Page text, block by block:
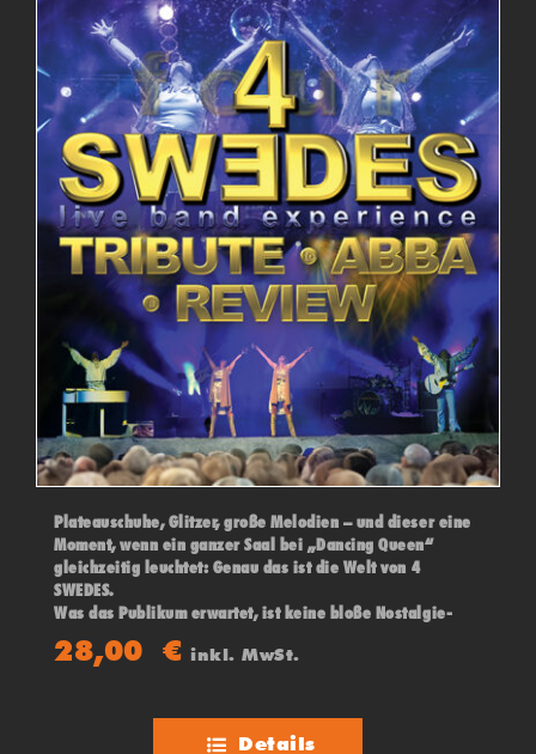
Plateauschuhe, Glitzer, große Melodien – und dieser eine
Moment, wenn ein ganzer Saal bei „Dancing Queen“
gleichzeitig leuchtet: Genau das ist die Welt von 4
SWEDES.
Was das Publikum erwartet, ist keine bloße Nostalgie-
Konzerterlebnis. Hier stehen kraftvolle Band-
28,00€ inkl. MwSt.
Details